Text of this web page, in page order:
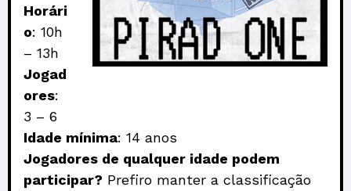
Horári
o: 10h
– 13h
Jogad
ores:
3 – 6
Idade mínima: 14 anos
Jogadores de qualquer idade podem
participar? Prefiro manter a classificação